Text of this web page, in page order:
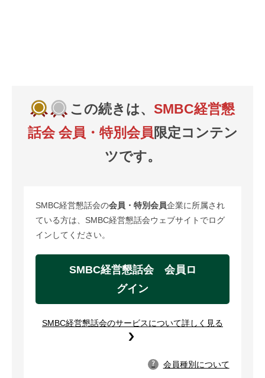
この続きは、SMBC経営懇
話会 会員・特別会員 限定コンテン
ツです。
SMBC経営懇話会の会員・特別会員企業に所属され
ている方は、SMBC経営懇話会ウェブサイトでログ
インしてください。
SMBC経営懇話会 会員ロ
グイン
SMBC経営懇話会のサービスについて詳しく見る
? 会員種別について